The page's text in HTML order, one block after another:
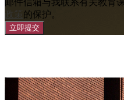
邮件信箱与我联系有关教育
政策 的保护。
立即提交